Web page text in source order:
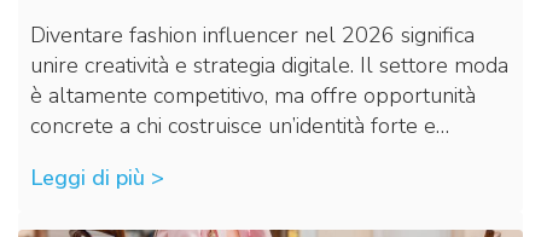
Diventare fashion influencer nel 2026 significa
unire creatività e strategia digitale. Il settore moda
è altamente competitivo, ma offre opportunità
concrete a chi costruisce un’identità forte e…
Leggi di più >